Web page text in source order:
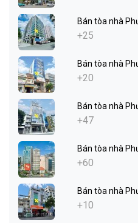
Bán tòa nhà
+25
Bán tòa nhà
+20
Bán tòa nhà
+47
Bán tòa nhà
+60
Bán tòa nhà
+10